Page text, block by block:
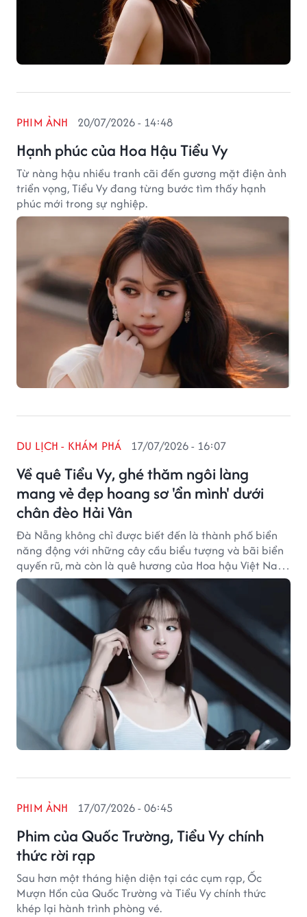
Hạnh phúc của Hoa Hậu Tiểu Vy
PHIM ẢNH 20/07/2026 - 14:48
Từ nàng hậu nhiều tranh cãi đến gương mặt điện ảnh
triển vọng, Tiểu Vy đang từng bước tìm thấy hạnh
phúc mới trong sự nghiệp.
Về quê Tiểu Vy, ghé thăm ngôi làng
mang vẻ đẹp hoang sơ 'ẩn mình' dưới
chân đèo Hải Vân
DU LỊCH - KHÁM PHÁ 17/07/2026 - 16:07
Đà Nẵng không chỉ được biết đến là thành phố biển
năng động với những cây cầu biểu tượng và bãi biển
quyến rũ, mà còn là quê hương của Hoa hậu Việt Nam
2018 Trần Tiểu Vy. Bên cạnh những điểm đến nổi tiếng,
thành phố này vẫn còn lưu giữ nhiều "viên ngọc ẩn"
như Làng Vân – ngôi làng cũ nép mình dưới chân đèo
Hải Vân, nơi mang vẻ đẹp hoang sơ và bình yên hiếm
Phim của Quốc Trường, Tiểu Vy chính
thức rời rạp
PHIM ẢNH 17/07/2026 - 06:45
Sau hơn một tháng hiện diện tại các cụm rạp, Ốc
Mượn Hồn của Quốc Trường và Tiểu Vy chính thức
khép lại hành trình phòng vé.